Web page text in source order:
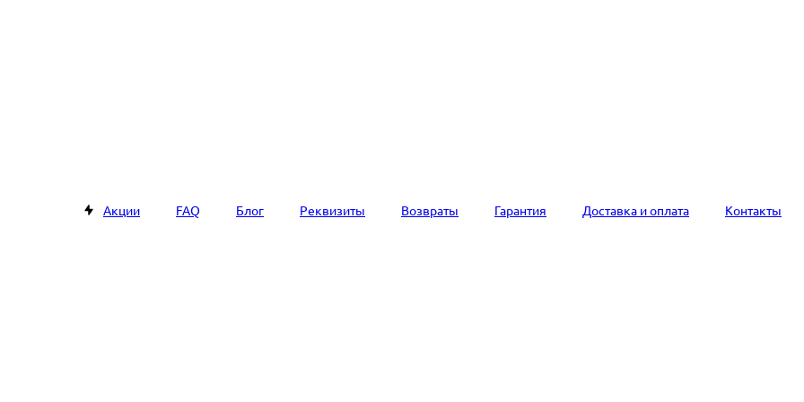
Акции FAQ Блог Реквизиты Возвраты Гарантия Доставка и оплата Контакты